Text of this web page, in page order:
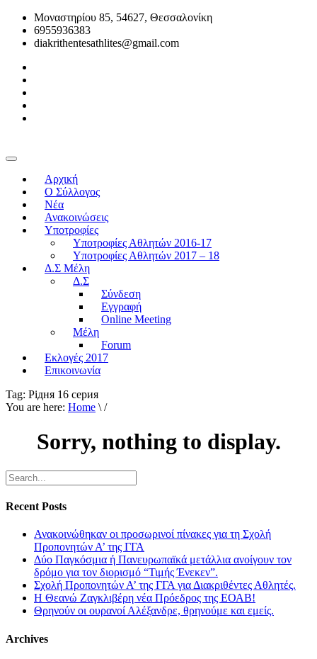
Μοναστηρίου 85, 54627, Θεσσαλονίκη
6955936383
diakrithentesathlites@gmail.com
Αρχική
O Σύλλογος
Νέα
Ανακοινώσεις
Υποτροφίες
Υποτροφίες Αθλητών 2016-17
Υποτροφίες Αθλητών 2017 – 18
Δ.Σ Μέλη
Δ.Σ
Σύνδεση
Εγγραφή
Online Meeting
Μέλη
Forum
Εκλογές 2017
Επικοινωνία
Tag: Рiдня 16 серия
You are here: Home \ /
Sorry, nothing to display.
Recent Posts
Ανακοινώθηκαν οι προσωρινοί πίνακες για τη Σχολή
Προπονητών Α’ της ΓΓΑ
Δύο Παγκόσμια ή Πανευρωπαϊκά μετάλλια ανοίγουν τον
δρόμο για τον διορισμό “Τιμής Ένεκεν”.
Σχολή Προπονητών Α’ της ΓΓΑ για Διακριθέντες Αθλητές.
Η Θεανώ Ζαγκλιβέρη νέα Πρόεδρος της ΕΟΑΒ!
Θρηνούν οι ουρανοί Αλέξανδρε, θρηνούμε και εμείς.
Archives